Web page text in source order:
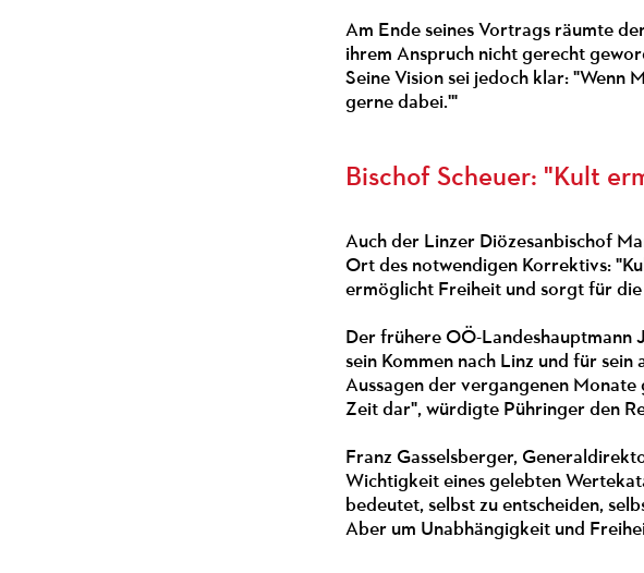
Am Ende seines Vortrags räumte
ihrem Anspruch nicht gerecht
Seine Vision sei jedoch klar: "Wenn
gerne dabei.'"
Bischof Scheuer: "Kult
Auch der Linzer Diözesanbischof
Ort des notwendigen Korrektivs:
ermöglicht Freiheit und sorgt für
Der frühere OÖ-
sein Kommen nach Linz und für
Aussagen der vergangenen
Zeit dar", würdigte Pühringer den
Franz Gasselsberger,
Wichtigkeit eines gelebten
bedeutet, selbst zu entscheiden,
Aber um Unabhängigkeit und